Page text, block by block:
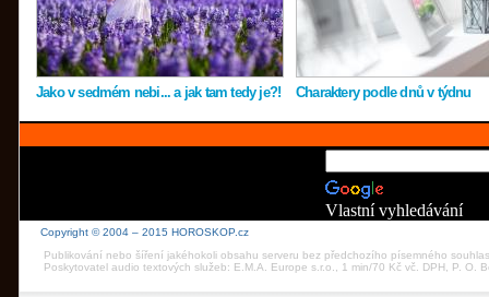
Jako v sedmém nebi... a jak tam tedy je?! Charaktery podle dnů v týdnu
Vlastní vyhledávání
Copyright © 2004 – 2015 HOROSKOP.cz
Publikování nebo šíření jakéhokoli obsahu serveru bez předchozího písemného
Poskytovatel audio textových služeb: E.M.A. Europe s.r.o., 1 min/70 Kč vč. DPH, P. O.